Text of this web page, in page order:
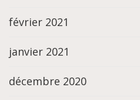
février 2021
janvier 2021
décembre 2020